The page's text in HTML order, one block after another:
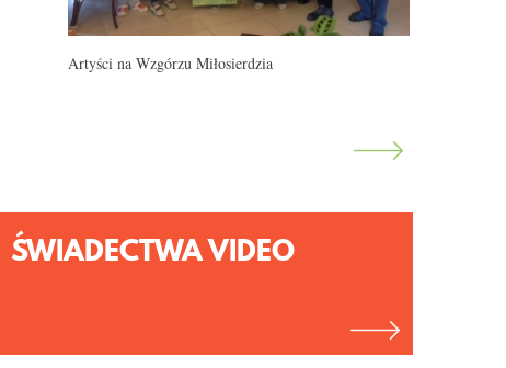
Artyści na Wzgórzu Miłosierdzia
ŚWIADECTWA VIDEO